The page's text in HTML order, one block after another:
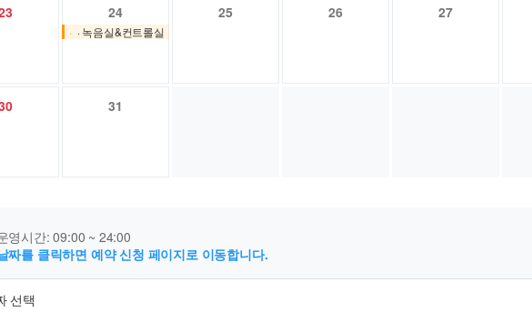
24
· 녹음실&컨트롤실
25 26 27
31
영시간: 09:00 ~ 24:00
짜를 클릭하면 예약 신청 페이지로 이동합니다.
선택